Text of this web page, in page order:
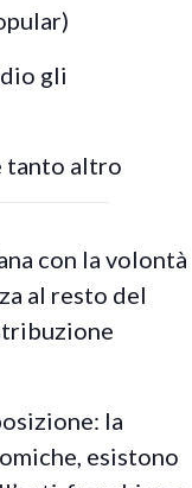
gli
tanto altro
con la volontà
al resto del
la
esistono